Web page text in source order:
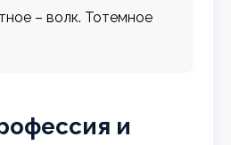
– волк. Тотемное
и